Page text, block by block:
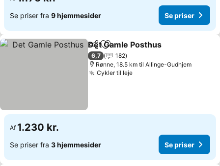
Se priser fra 9 hjemmesider Se priser
Del Føj til favoritter
Det Gamle Posthus
6,7
182
Rønne, 18.5 km til Allinge-Gudhjem
Cykler til lejeSe priser
Af 1.230 kr.
Se priser fra 3 hjemmesider Se priser